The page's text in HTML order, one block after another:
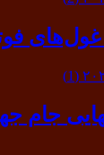
جام